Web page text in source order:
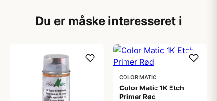
Du er måske interesseret i
COLOR MATIC
Color Matic 1K Etch
Primer Rød